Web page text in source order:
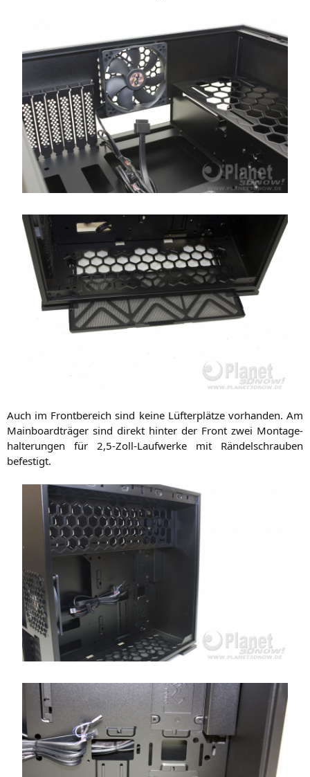
Auch im Front­be­reich sind kei­ne Lüf­ter­plät­ze vor­han­den. Am
Main­board­trä­ger sind direkt hin­ter der Front zwei Mon­ta­ge­
hal­te­run­gen für 2,5‑Zoll-Laufwerke mit Rän­del­schrau­ben
befestigt.